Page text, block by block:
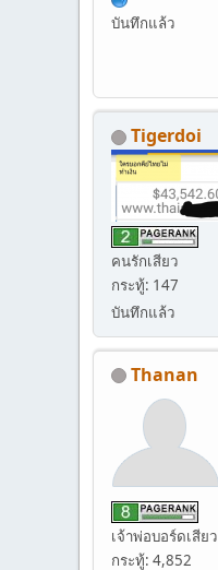
บันทึกแล้ว
Tigerdoi
คนรักเสียว
กระทู้: 147
บันทึกแล้ว
Thanan
เจ้าพ่อบอร์ดเสียว
กระทู้: 4,852